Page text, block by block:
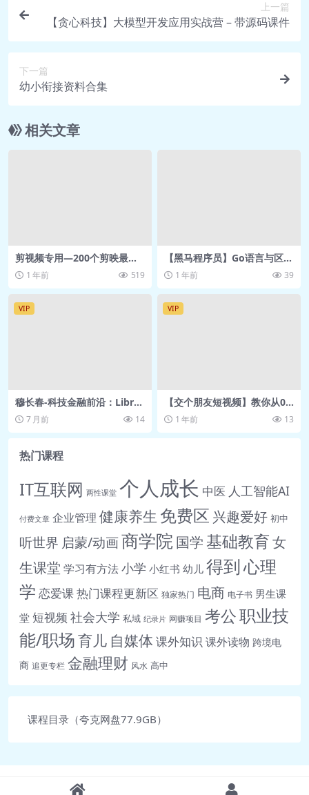
(下).mp4 43.4M
🎥 01.昨日反馈处
绍.mp4 6.3M
🎥 04.顺序结构介
🎥 05.if语句-单分
🎥 07.if语句-双分
支.mp4 25.8M
🎥 08.if语句-多分
套.mp4 28.6M
🎥 10.分支结构-猜拳游
戏.mp4 49.0M
🎥 11.扩展-三元表达
式.mp4 36.9M
🎥 12.扩展Debug断点调
试.mp4 55.7M
🎥 13.循环-入
门.mp4 38.2M
和.mp4 20.7M
上一篇
【贪心科技】大模型开发应用实战营 – 带源码课件
下一篇
幼小衔接资料合集
相关文章
剪视频专用—200个剪映最新
模板(横、竖区分)
1 年前 519
【黑马程序员】Go语言与区块
链 – 带源码课件
1 年前 39
VIP
穆长春-科技金融前沿：Libra
与数字货币展望“关于数字货
币，央行专家这样看”得到 网
7 月前 14
VIP
【交个朋友短视频】教你从0-
1做出优秀的电商短视频（胡
亚东）
1 年前 13
热门课程
IT互联网 两性课堂 个人成长 中医 人工智能AI
付费文章 企业管理 健康养生 免费区 兴趣爱好 初中
听世界 启蒙/动画商学院国学 基础教育女
生课堂 学习有方法小学 小红书 幼儿 得到心理
学 恋爱课热门课程更新区 独家热门 电商 电子书 男生课
堂 短视频 社会大学 私域 纪录片 网赚项目 考公职业技
能/职场育儿 自媒体 课外知识 课外读物 跨境电
商 追更专栏 金融理财 风水 高中
课程目录（夸克网盘77.9GB）